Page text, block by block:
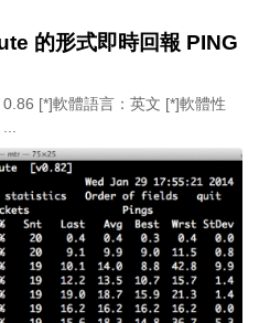
的形式即時回報 PING
[*]軟體語言：英文 [*]軟體性